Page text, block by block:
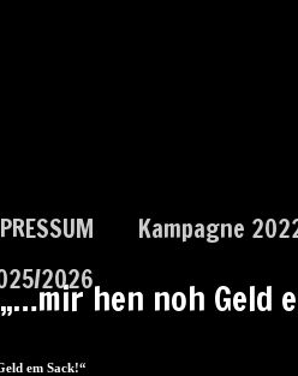
Kampagne
2026hen noh Geld
em Sack!“